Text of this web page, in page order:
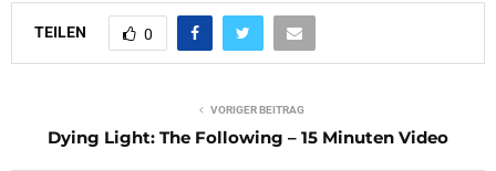
TEILEN 0
VORIGER BEITRAG
Dying Light: The Following – 15 Minuten Video